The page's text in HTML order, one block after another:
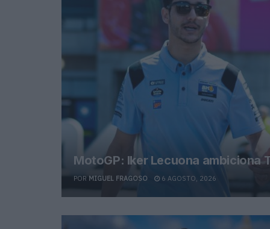
MotoGP: Iker Lecuona ambiciona
POR MIGUEL FRAGOSO 6 AGOSTO, 2026